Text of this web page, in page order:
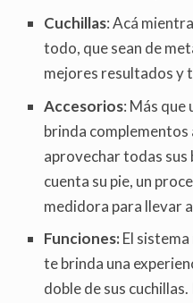
Cuchillas: Acá
todo, que sean de
mejores resultados y
Accesorios: Más que
brinda complementos
aprovechar todas sus
cuenta su pie, un
medidora para llevar
Funciones:El
te brinda una
doble de sus